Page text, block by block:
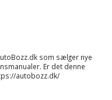
som sælger nye
. Er det denne
autobozz.dk/